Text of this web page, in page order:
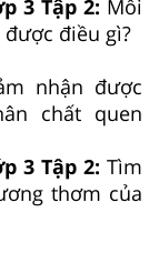
3 Tập 2: Mỗi
điều gì?
nhận được
chất quen
3 Tập 2: Tìm
thơm của